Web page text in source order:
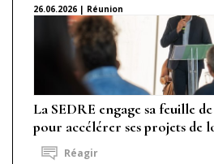
26.06.2026 | Réunion
La SEDRE engage sa feuille
pour accélérer ses projets de
Réagir